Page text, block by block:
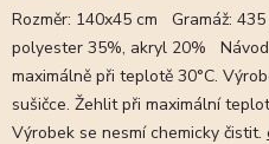
Rozměr: 140x45 cm Gramáž:
polyester 35%, akryl 20%
maximálně při teplotě 30°C.
sušičce. Žehlit při maximální
Výrobek se nesmí chemicky čistit.